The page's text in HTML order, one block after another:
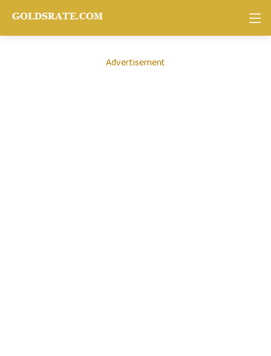
Advertisement